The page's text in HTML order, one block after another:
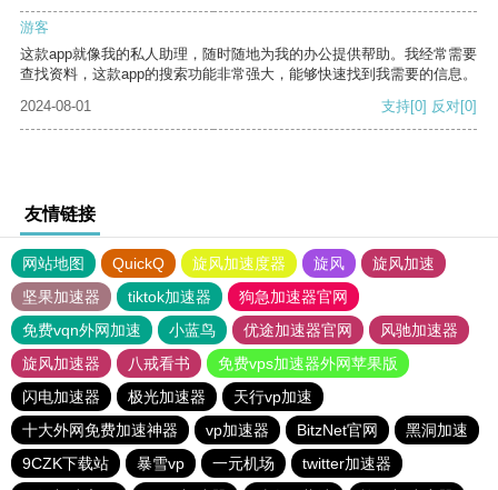
游客
这款app就像我的私人助理，随时随地为我的办公提供帮助。我经常需要
查找资料，这款app的搜索功能非常强大，能够快速找到我需要的信息。
2024-08-01
支持[0] 反对[0]
友情链接
网站地图 QuickQ 旋风加速度器 旋风
旋风加速
坚果加速器
tiktok加速器
狗急加速器官网
免费vqn外网加速
小蓝鸟 优途加速器官网
风驰加速器
旋风加速器
八戒看书
免费vps加速器外网苹果版
闪电加速器
极光加速器
天行vp加速
十大外网免费加速神器
vp加速器 BitzNet官网
黑洞加速
9CZK下载站
暴雪vp 一元机场
twitter加速器